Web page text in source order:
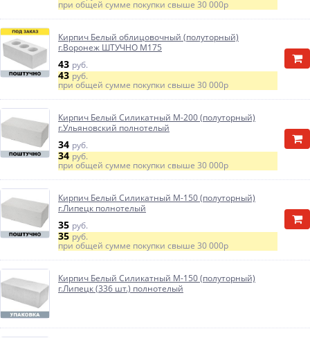
при общей сумме покупки свыше 30 000р
Кирпич Белый облицовочный (полуторный)
г.Воронеж ШТУЧНО М175
43 руб.
43руб.
при общей сумме покупки свыше 30 000р
Кирпич Белый Силикатный М-200 (полуторный)
г.Ульяновский полнотелый
34 руб.
34руб.
при общей сумме покупки свыше 30 000р
Кирпич Белый Силикатный М-150 (полуторный)
г.Липецк полнотелый
35 руб.
35руб.
при общей сумме покупки свыше 30 000р
Кирпич Белый Силикатный М-150 (полуторный)
г.Липецк (336 шт.) полнотелый